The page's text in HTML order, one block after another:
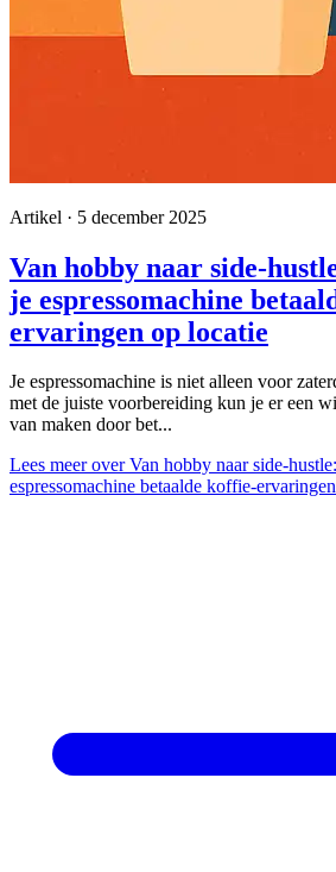
Artikel · 5 december 2025
Van hobby naar side-
je espressomachine
ervaringen op locatie
Je espressomachine is niet alleen voor
met de juiste voorbereiding kun je er een
van maken door bet...
Lees meerover Van hobby naar side-
espressomachine betaalde koffie-